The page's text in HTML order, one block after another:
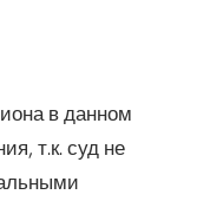
в данном
т.к. суд не